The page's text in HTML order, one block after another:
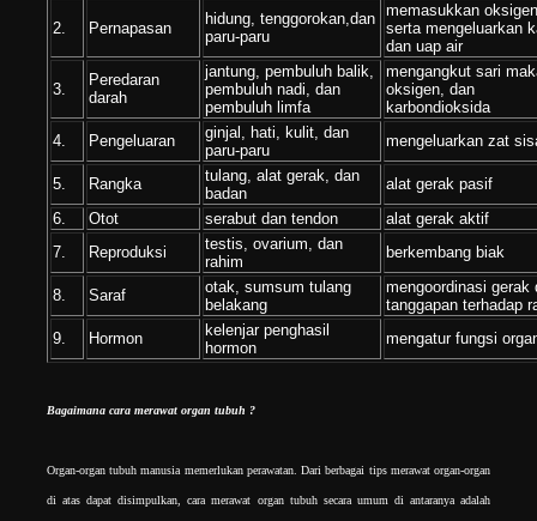
2. Pernapasan
hidung, tenggorokan,dan
paru-paru
memasukkan
serta mengeluarkan
dan uap air
3.
Peredaran
darah
jantung, pembuluh balik,
pembuluh nadi, dan
pembuluh limfa
mengangkut sari
oksigen, dan
karbondioksida
4.
Pengeluaran
ginjal, hati, kulit, dan
paru-paru
mengeluarkan zat
5. Rangka
tulang, alat gerak, dan
badan
alat gerak pasif
6.
Otot serabut dan tendon
alat gerak aktif
7.
Reproduksi
testis, ovarium, dan
rahim
berkembang biak
8. Saraf
otak, sumsum tulang
belakang
mengoordinasi gerak
tanggapan terhadap
9.
Hormon
kelenjar penghasil
hormon
mengatur fungsi
Bagaimana cara merawat organ tubuh ?
Organ-organ tubuh manusia memerlukan perawatan. Dari berbagai tips merawat organ-organ
di atas dapat disimpulkan, cara merawat organ tubuh secara umum di antaranya adalah